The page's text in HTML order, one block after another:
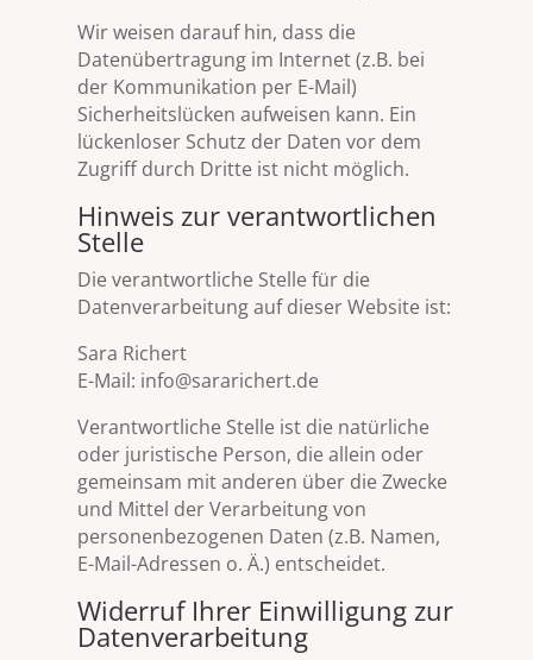
Wir weisen darauf hin, dass die
Datenübertragung im Internet (z.B. bei
der Kommunikation per E-Mail)
Sicherheitslücken aufweisen kann. Ein
lückenloser Schutz der Daten vor dem
Zugriff durch Dritte ist nicht möglich.
Hinweis zur verantwortlichen
Stelle
Die verantwortliche Stelle für die
Datenverarbeitung auf dieser Website ist:
Sara Richert
E-Mail: info@sararichert.de
Verantwortliche Stelle ist die natürliche
oder juristische Person, die allein oder
gemeinsam mit anderen über die Zwecke
und Mittel der Verarbeitung von
personenbezogenen Daten (z.B. Namen,
E-Mail-Adressen o. Ä.) entscheidet.
Widerruf Ihrer Einwilligung zur
Datenverarbeitung